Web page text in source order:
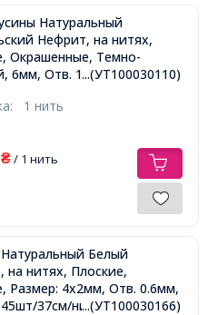
Нефрит, на нитях,
Окрашенные, Темно-
6мм, Отв. 1мм, около
...(УТ100030110)
1 нить
₴/ 1 нить
Белый
на нитях, Плоские,
Размер: 4х2мм, Отв. 0.6мм,
37см/нить,...(УТ100030166)